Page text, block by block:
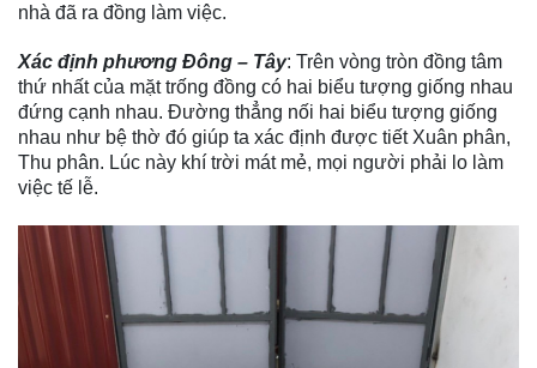
nhà đã ra đồng làm việc.
Xác định phương Đông – Tây: Trên vòng tròn đồng tâm
thứ nhất của mặt trống đồng có hai biểu tượng giống nhau
đứng cạnh nhau. Đường thẳng nối hai biểu tượng giống
nhau như bệ thờ đó giúp ta xác định được tiết Xuân phân,
Thu phân. Lúc này khí trời mát mẻ, mọi người phải lo làm
việc tế lễ.